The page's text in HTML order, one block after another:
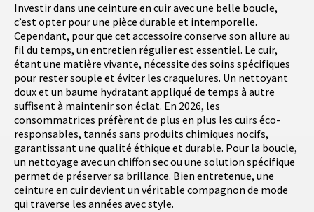
Investir dans une ceinture en cuir avec une belle boucle,
c’est opter pour une pièce durable et intemporelle.
Cependant, pour que cet accessoire conserve son allure au
fil du temps, un entretien régulier est essentiel. Le cuir,
étant une matière vivante, nécessite des soins spécifiques
pour rester souple et éviter les craquelures. Un nettoyant
doux et un baume hydratant appliqué de temps à autre
suffisent à maintenir son éclat. En 2026, les
consommatrices préfèrent de plus en plus les cuirs éco-
responsables, tannés sans produits chimiques nocifs,
garantissant une qualité éthique et durable. Pour la boucle,
un nettoyage avec un chiffon sec ou une solution spécifique
permet de préserver sa brillance. Bien entretenue, une
ceinture en cuir devient un véritable compagnon de mode
qui traverse les années avec style.